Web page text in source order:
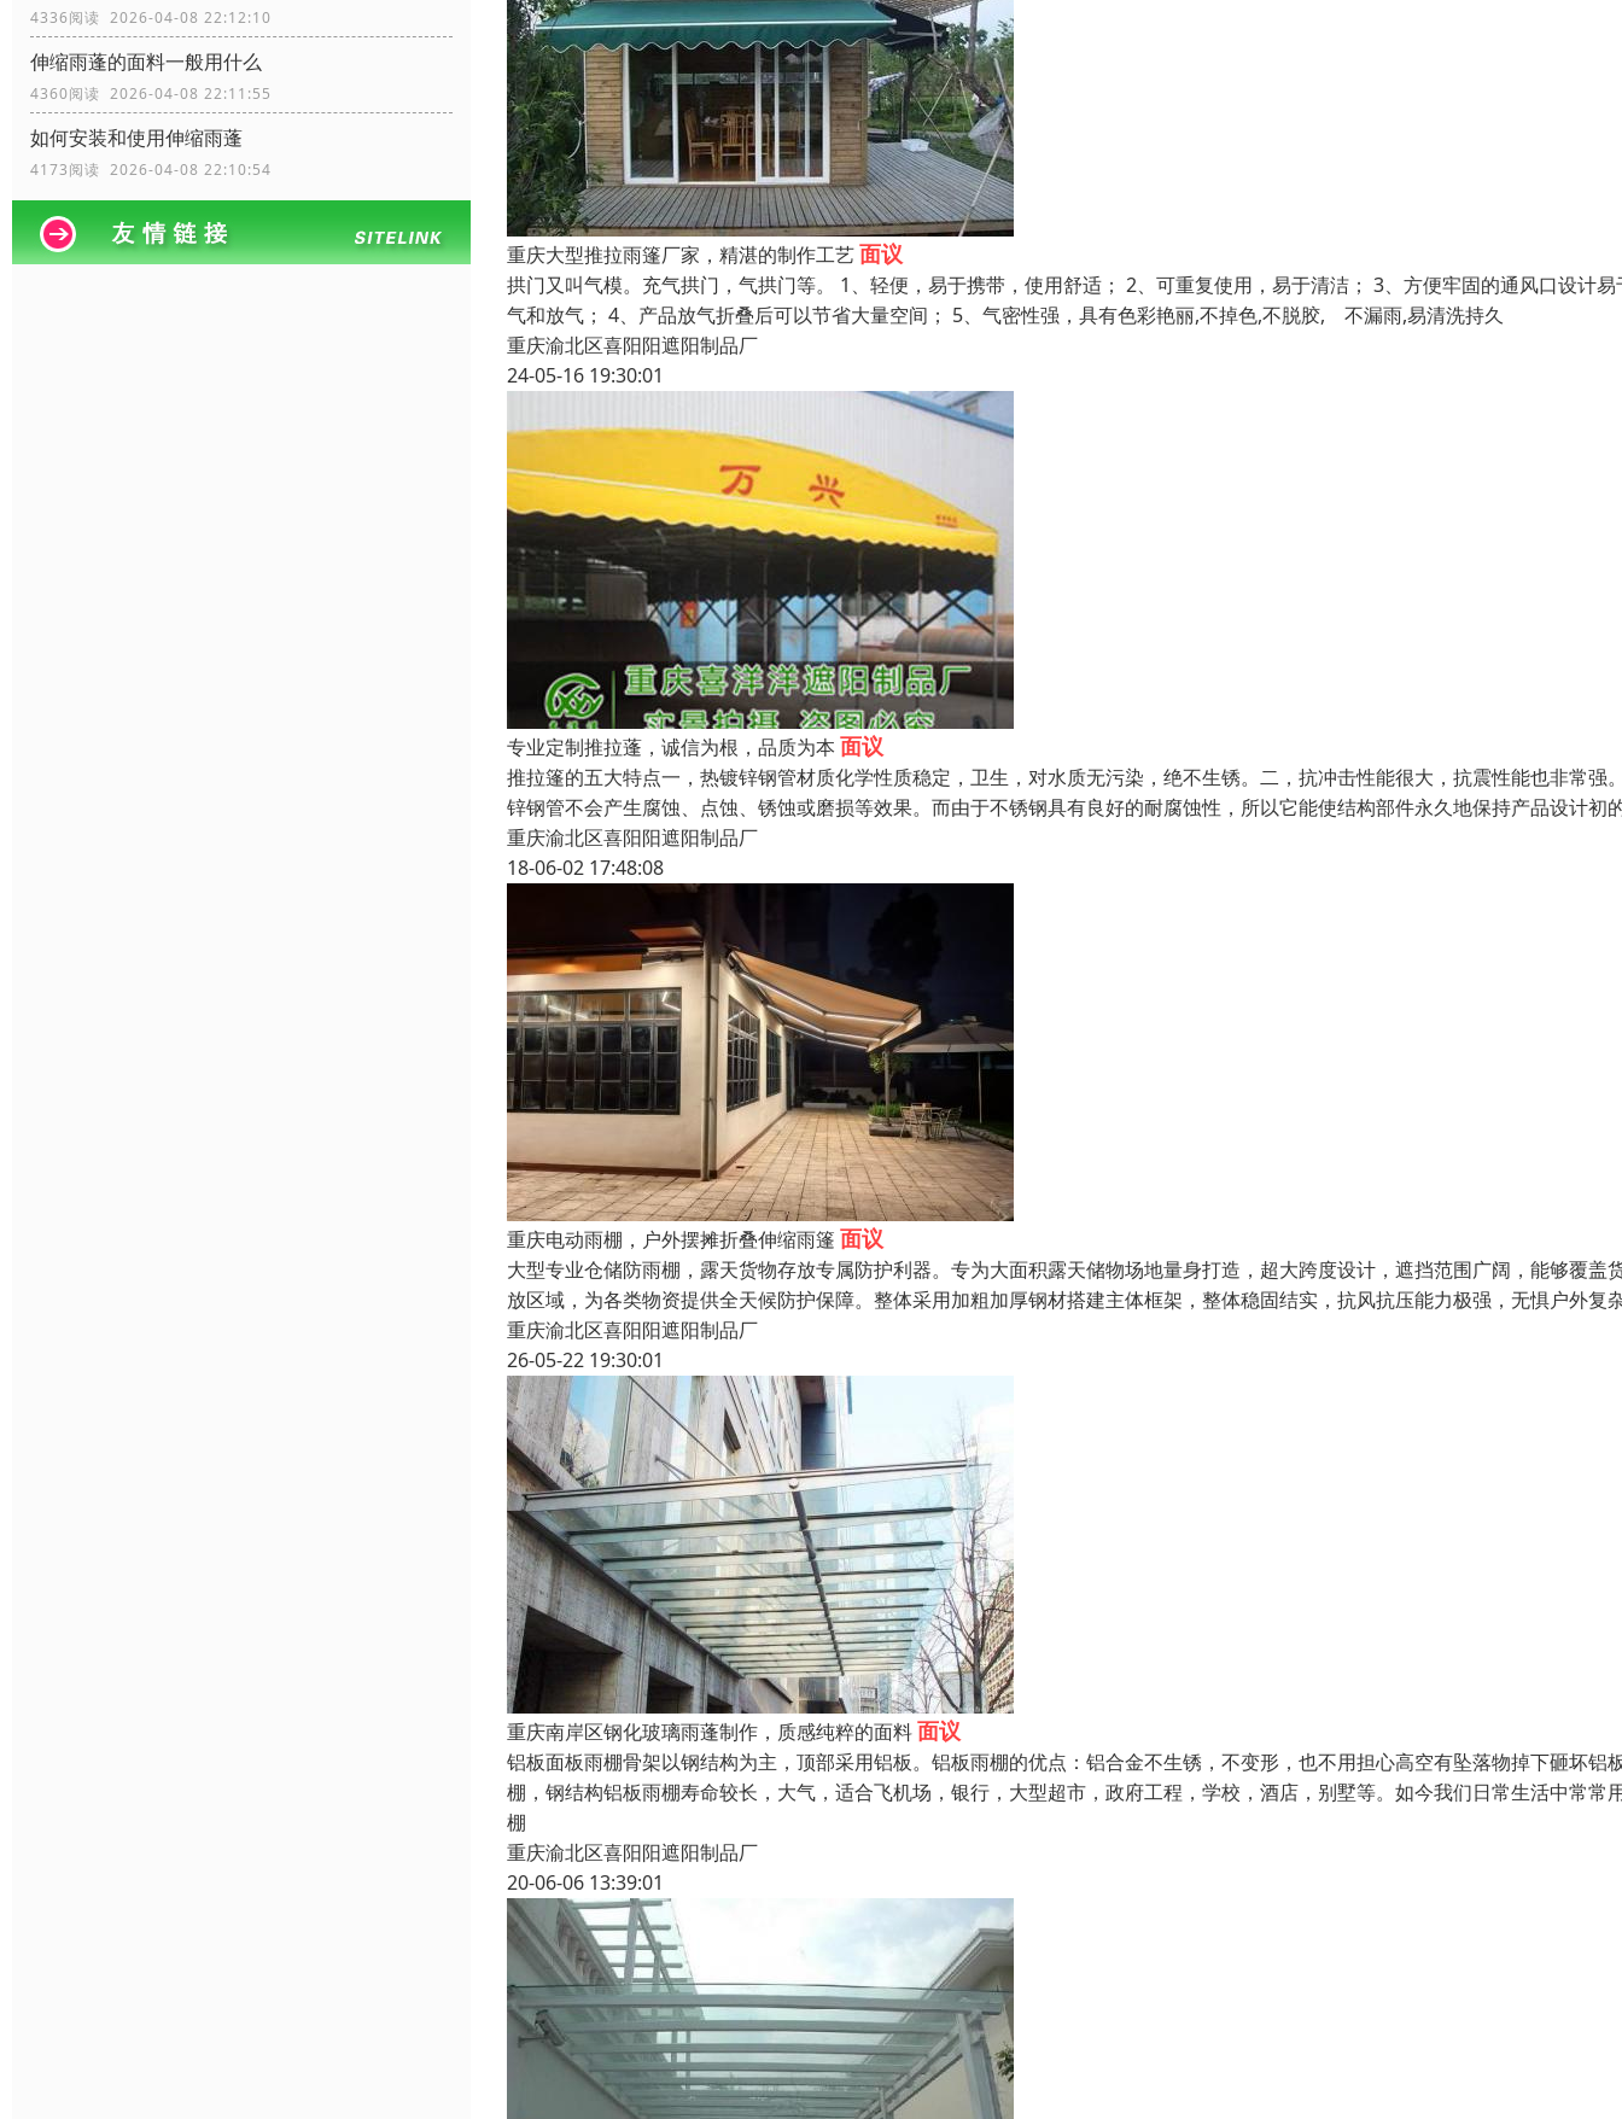
4336阅读 2026-04-08 22:12:10
伸缩雨蓬的面料一般用什么
4360阅读 2026-04-08 22:11:55
如何安装和使用伸缩雨蓬
4173阅读 2026-04-08 22:10:54
重庆大型推拉雨篷厂家，精湛的制作工艺面议
拱门又叫气模。充气拱门，气拱门等。 1、轻便，易于携带，使用舒适； 2、可重复使用，易于清洁； 3、方便牢固的通风口设计易
气和放气； 4、产品放气折叠后可以节省大量空间； 5、气密性强，具有色彩艳丽,不掉色,不脱胶, 不漏雨,易清洗持久
重庆渝北区喜阳阳遮阳制品厂
24-05-16 19:30:01
专业定制推拉蓬，诚信为根，品质为本 面议
推拉篷的五大特点一，热镀锌钢管材质化学性质稳定，卫生，对水质无污染，绝不生锈。二，抗冲击性能很大，抗震性能也非常强
锌钢管不会产生腐蚀、点蚀、锈蚀或磨损等效果。而由于不锈钢具有良好的耐腐蚀性，所以它能使结构部件永久地保持产品设计初
重庆渝北区喜阳阳遮阳制品厂
18-06-02 17:48:08
重庆电动雨棚，户外摆摊折叠伸缩雨篷 面议
大型专业仓储防雨棚，露天货物存放专属防护利器。专为大面积露天储物场地量身打造，超大跨度设计，遮挡范围广阔，能够覆盖
放区域，为各类物资提供全天候防护保障。整体采用加粗加厚钢材搭建主体框架，整体稳固结实，抗风抗压能力极强，无惧户外复
重庆渝北区喜阳阳遮阳制品厂
26-05-22 19:30:01
重庆南岸区钢化玻璃雨蓬制作，质感纯粹的面料面议
铝板面板雨棚骨架以钢结构为主，顶部采用铝板。铝板雨棚的优点：铝合金不生锈，不变形，也不用担心高空有坠落物掉下砸坏铝
棚，钢结构铝板雨棚寿命较长，大气，适合飞机场，银行，大型超市，政府工程，学校，酒店，别墅等。如今我们日常生活中常常
棚
重庆渝北区喜阳阳遮阳制品厂
20-06-06 13:39:01